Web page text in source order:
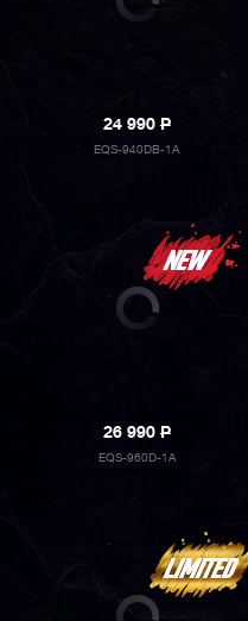
24 990P
EQS-940DB-1A
26 990P
EQS-960D-1A